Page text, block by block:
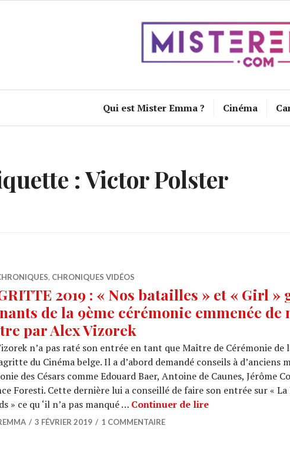
Qui est Mister Emma ? Cinéma
:Victor Polster
, CHRONIQUES VIDÉOS
2019 : « Nos batailles » et « Girl »
de la 9ème cérémonie emmenée de
par Alex Vizorek
n’a pas raté son entrée en tant que Maître de Cérémonie de
du Cinéma belge. Il a d’abord demandé conseils à d’anciens
des Césars comme Edouard Baer, Antoine de Caunes, Jérôme
Foresti. Cette dernière lui a conseillé de faire son entrée sur « La
» ce qu ‘il n’a pas manqué … Continuer de lireMAGRITTE 2019
3 FÉVRIER 2019 1 COMMENTAIRE